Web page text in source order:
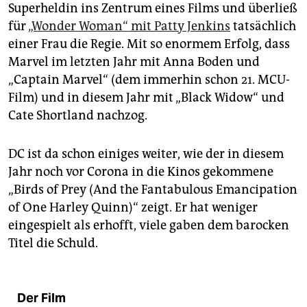
Superheldin ins Zentrum eines Films und überließ
für„Wonder Woman“ mit Patty Jenkins tatsächlich
einer Frau die Regie. Mit so enormem Erfolg, dass
Marvel im letzten Jahr mit Anna Boden und
„Captain Marvel“ (dem immerhin schon 21. MCU-
Film) und in diesem Jahr mit „Black Widow“ und
Cate Shortland nachzog.
DC ist da schon einiges weiter, wie der in diesem
Jahr noch vor Corona in die Kinos gekommene
„Birds of Prey (And the Fantabulous Emancipation
of One Harley Quinn)“ zeigt. Er hat weniger
eingespielt als erhofft, viele gaben dem barocken
Titel die Schuld.
Der Film